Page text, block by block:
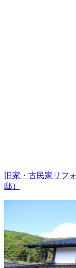
旧家・古民家リフ
邸）